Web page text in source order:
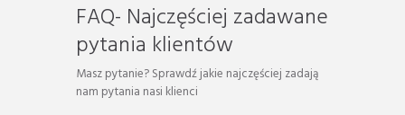
FAQ- Najczęściej zadawane
pytania klientów
Masz pytanie? Sprawdź jakie najczęściej zadają
nam pytania nasi klienci